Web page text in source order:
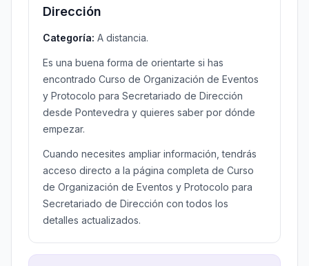
Dirección
Categoría: A distancia.
Es una buena forma de orientarte si has
encontrado Curso de Organización de Eventos
y Protocolo para Secretariado de Dirección
desde Pontevedra y quieres saber por dónde
empezar.
Cuando necesites ampliar información, tendrás
acceso directo a la página completa de Curso
de Organización de Eventos y Protocolo para
Secretariado de Dirección con todos los
detalles actualizados.